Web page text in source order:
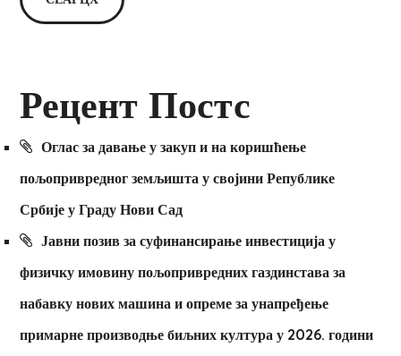
Рецент Постс
Оглас за давање у закуп и на коришћење
пољопривредног земљишта у својини Републике
Србије у Граду Нови Сад
Јавни позив за суфинансирање инвестиција у
физичку имовину пољопривредних газдинстава за
набавку нових машина и опреме за унапређење
примарне производње биљних култура у 2026. години